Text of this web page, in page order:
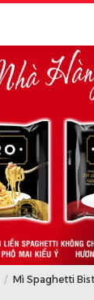
Mì Spaghetti